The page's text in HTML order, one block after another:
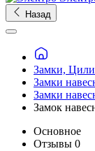
Назад
Замки,
Замки
Замки
Замок
Основное
Отзывы 0